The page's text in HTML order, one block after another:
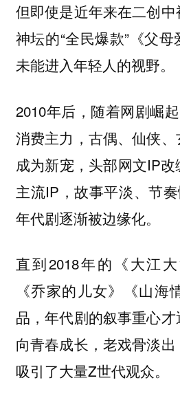
但即使是近年来在二创
神坛的“全民爆款”《父
未能进入年轻人的视野。
2010年后，随着网剧崛
消费主力，古偶、仙侠
成为新宠，头部网文IP
主流IP，故事平淡、节
年代剧逐渐被边缘化。
直到2018年的《大江
《乔家的儿女》《山海
品，年代剧的叙事重心
向青春成长，老戏骨淡出
吸引了大量Z世代观众。